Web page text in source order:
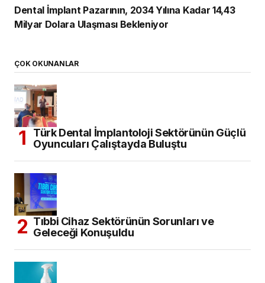
Dental İmplant Pazarının, 2034 Yılına Kadar 14,43
Milyar Dolara Ulaşması Bekleniyor
ÇOK OKUNANLAR
Türk Dental İmplantoloji Sektörünün Güçlü
Oyuncuları Çalıştayda Buluştu
Tıbbi Cihaz Sektörünün Sorunları ve
Geleceği Konuşuldu